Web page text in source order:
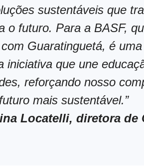
sustentáveis que
o futuro. Para a BASF,
Guaratinguetá, é
iniciativa que une
reforçando nosso
mais sustentável.”
Locatelli, diretora